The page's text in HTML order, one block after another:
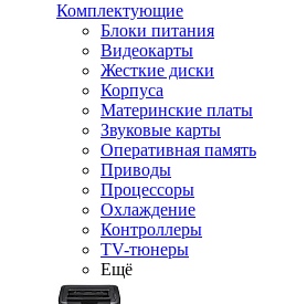
Комплектующие
Блоки питания
Видеокарты
Жесткие диски
Корпуса
Материнские платы
Звуковые карты
Оперативная память
Приводы
Процессоры
Охлаждение
Контроллеры
TV-тюнеры
Ещё